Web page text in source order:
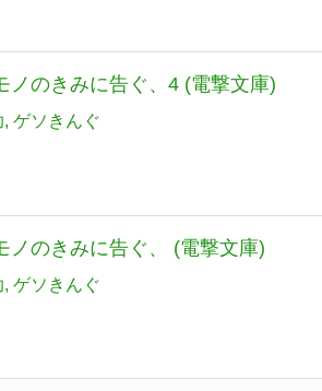
ノのきみに告ぐ、4 (電撃文庫)
ゲソきんぐ
ノのきみに告ぐ、 (電撃文庫)
ゲソきんぐ